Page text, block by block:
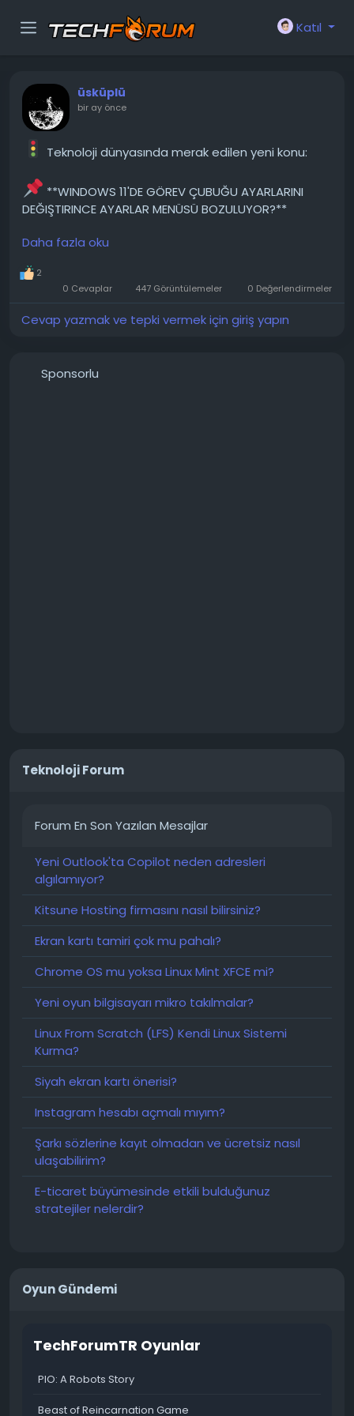
Katıl
üsküplü
bir ay önce
Teknoloji dünyasında merak edilen yeni konu:
**WINDOWS 11'DE GÖREV ÇUBUĞU AYARLARINI
DEĞIŞTIRINCE AYARLAR MENÜSÜ BOZULUYOR?**
Dizüstü bilgisayarıma kurulum USB'si kullanarak
Windows'u yeniden yükledim ve görev çubuğunda
birkaç şeyi değiştirdiğimde, bu ayar ve bellek
yönetimi ayarı aniden kayboldu ve artık bunları
açamıyorum, en azından normal Windows ayarları
Daha fazla oku
2
0 Cevaplar
447 Görüntülemeler 0 Değerlendirmeler
Cevap yazmak ve tepki vermek için giriş yapın
Sponsorlu
Teknoloji Forum
Forum En Son Yazılan Mesajlar
Yeni Outlook'ta Copilot neden adresleri
algılamıyor?
Kitsune Hosting firmasını nasıl bilirsiniz?
Ekran kartı tamiri çok mu pahalı?
Chrome OS mu yoksa Linux Mint XFCE mi?
Yeni oyun bilgisayarı mikro takılmalar?
Linux From Scratch (LFS) Kendi Linux Sistemi
Kurma?
Siyah ekran kartı önerisi?
Instagram hesabı açmalı mıyım?
Şarkı sözlerine kayıt olmadan ve ücretsiz nasıl
ulaşabilirim?
E-ticaret büyümesinde etkili bulduğunuz
stratejiler nelerdir?
Oyun Gündemi
TechForumTR Oyunlar
PIO: A Robots Story
Beast of Reincarnation Game